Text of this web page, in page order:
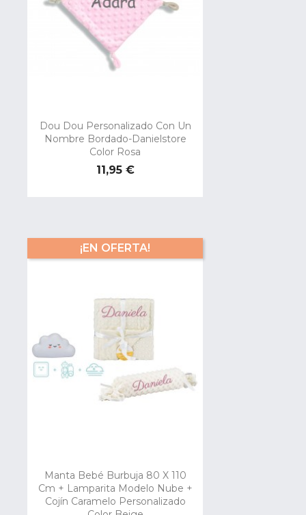
Dou Dou Personalizado Con Un
Nombre Bordado-Danielstore
Color Rosa
Precio
11,95 €
Manta Bebé Burbuja 80 X 110
Cm + Lamparita Modelo Nube +
Cojín Caramelo Personalizado
¡EN OFERTA!